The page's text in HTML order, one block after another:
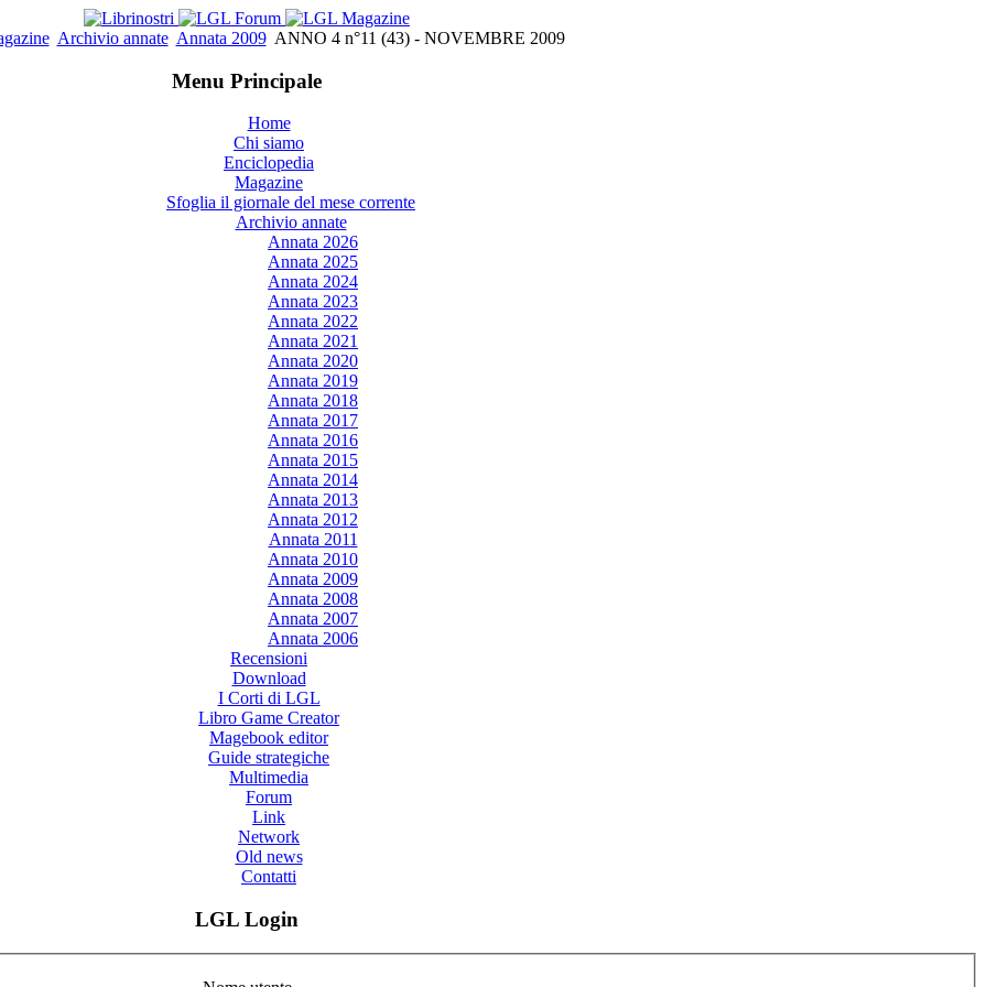
Archivio annate Annata 2009 ANNO 4 n°11 (43) - NOVEMBRE 2009
Menu Principale
Home
Chi siamo
Enciclopedia
Magazine
Sfoglia il giornale del mese corrente
Archivio annate
Annata 2026
Annata 2025
Annata 2024
Annata 2023
Annata 2022
Annata 2021
Annata 2020
Annata 2019
Annata 2018
Annata 2017
Annata 2016
Annata 2015
Annata 2014
Annata 2013
Annata 2012
Annata 2011
Annata 2010
Annata 2009
Annata 2008
Annata 2007
Annata 2006
Recensioni
Download
I Corti di LGL
Libro Game Creator
Magebook editor
Guide strategiche
Multimedia
Forum
Link
Network
Old news
Contatti
LGL Login